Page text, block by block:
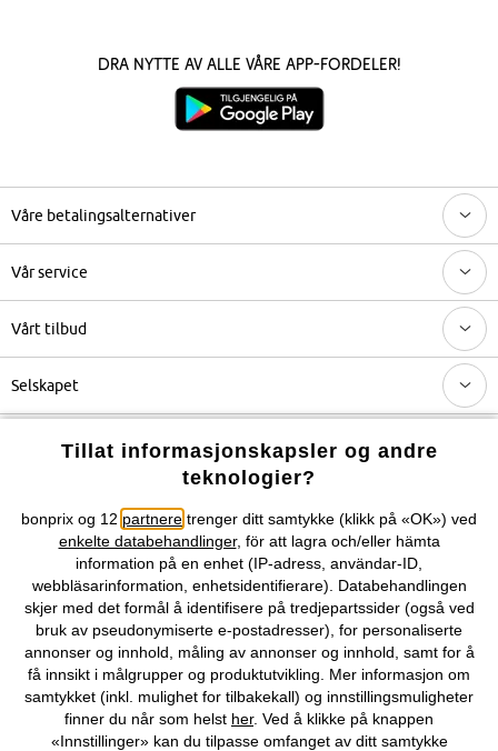
Dra nytte av alle våre app-fordeler!
Våre betalingsalternativer
Vår service
Vårt tilbud
Selskapet
Topkategorier / Sesongvarer
Du kan også finne oss på
Kjøpsvilkår Personopplysninger Cookie-innstillinger
Om Oss Angre kjøp
©2026 bonprix.
Tillat informasjonskapsler og andre
teknologier?
bonprix og 12 partnere trenger ditt samtykke (klikk på «OK») ved
enkelte databehandlinger, för att lagra och/eller hämta
information på en enhet (IP-adress, användar-ID,
webbläsarinformation, enhetsidentifierare). Databehandlingen
skjer med det formål å identifisere på tredjepartssider (også ved
bruk av pseudonymiserte e-postadresser), for personaliserte
annonser og innhold, måling av annonser og innhold, samt for å
få innsikt i målgrupper og produktutvikling. Mer informasjon om
samtykket (inkl. mulighet for tilbakekall) og innstillingsmuligheter
finner du når som helst her. Ved å klikke på knappen
«Innstillinger» kan du tilpasse omfanget av ditt samtykke